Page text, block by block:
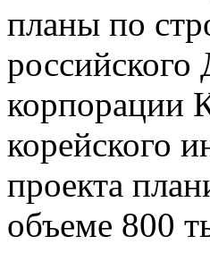
планы по
российского
корпорации
корейского
проекта
объеме 800